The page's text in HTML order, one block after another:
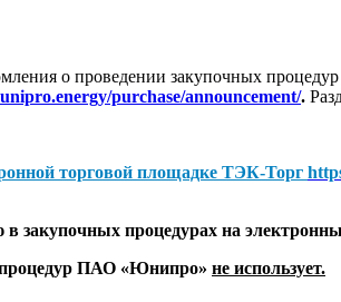
о проведении закупочных
purchase/announcement/.
торговой площадке ТЭК-Торг
закупочных процедурах на
процедур ПАО «Юнипро» не использует.